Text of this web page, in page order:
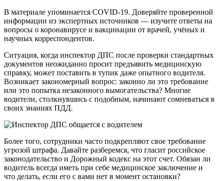
В материале упоминается COVID-19. Доверяйте проверенной
информации из экспертных источников — изучите ответы на
вопросы о коронавирусе и вакцинации от врачей, учёных и
научных корреспондентов.
Ситуация, когда инспектор ДПС после проверки стандартных
документов неожиданно просит предъявить медицинскую
справку, может поставить в тупик даже опытного водителя.
Возникает закономерный вопрос: законно ли это требование
или это попытка незаконного вымогательства? Многие
водители, столкнувшись с подобным, начинают сомневаться в
своих знаниях ПДД.
Более того, сотрудники часто подкрепляют свое требование
угрозой штрафа. Давайте разберемся, что гласит российское
законодательство и Дорожный кодекс на этот счет. Обязан ли
водитель всегда иметь при себе медицинское заключение и
что делать, если его с вами нет в момент остановки?